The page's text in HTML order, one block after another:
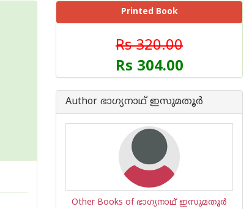
Printed Book
Rs 320.00
Rs 304.00
Author ഭാഗ്യനാഥ് ഇസുമതൂർ
Other Books of ഭാഗ്യനാഥ് ഇസുമതൂർ